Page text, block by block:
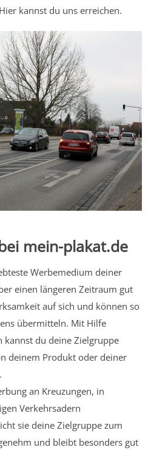
Hier kannst du uns erreichen.
mein-plakat.de
Werbemedium deiner
einen längeren Zeitraum gut
auf sich und können so
übermitteln. Mit Hilfe
kannst du deine Zielgruppe
deinem Produkt oder deiner
an Kreuzungen, in
Verkehrsadern
sie deine Zielgruppe zum
und bleibt besonders gut